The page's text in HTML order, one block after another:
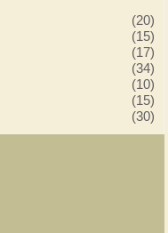
(20)
(15)
(17)
(34)
(10)
(15)
(30)